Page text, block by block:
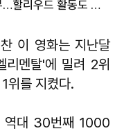
마동석 "'범죄도시'와 액션은 내 전부…할리우드 활동도 박차"
이 영화는 지난달
리멘탈'에 밀려 2위
위를 지켰다.
역대 30번째 1000